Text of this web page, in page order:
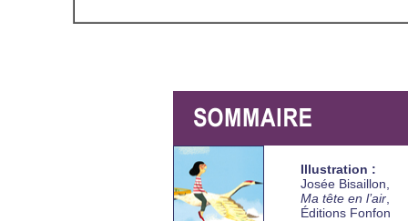
Illustration :
Josée Bisaillon,
Ma tête en l’air
Éditions Fonfon